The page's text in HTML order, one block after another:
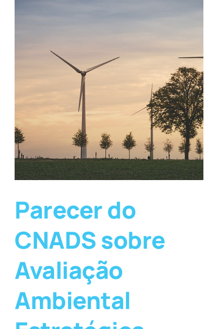
Parecer do
CNADS sobre
Avaliação
Ambiental